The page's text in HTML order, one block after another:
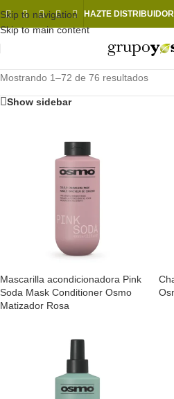
Skip to navigation
Skip to main content
HAZTE DISTRIBUIDOR
Mostrando 1–72 de 76 resultados
Show sidebar
Mascarilla acondicionadora Pink
Soda Mask Conditioner Osmo
Matizador Rosa